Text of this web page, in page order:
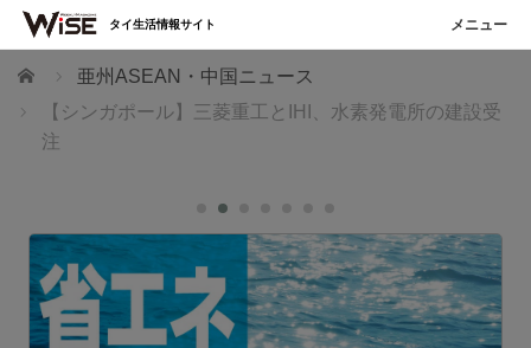
ホーム
亜州ASEAN・中国ニュース
【シンガポール】三菱重工とIHI、水素発電所の建設受
注
タイ生活情報サイト